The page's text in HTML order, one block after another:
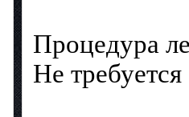
Процедура
Не требуется